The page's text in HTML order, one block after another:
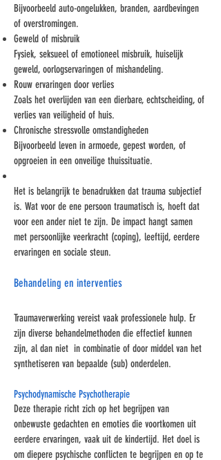
Bijvoorbeeld auto-ongelukken, branden, aardbevingen
of overstromingen.
Geweld of misbruik
Fysiek, seksueel of emotioneel misbruik, huiselijk
geweld, oorlogservaringen of mishandeling.
Rouw ervaringen door verlies
Zoals het overlijden van een dierbare, echtscheiding, of
verlies van veiligheid of huis.
Chronische stressvolle omstandigheden
Bijvoorbeeld leven in armoede, gepest worden, of
opgroeien in een onveilige thuissituatie.
Het is belangrijk te benadrukken dat trauma subjectief
is. Wat voor de ene persoon traumatisch is, hoeft dat
voor een ander niet te zijn. De impact hangt samen
met persoonlijke veerkracht (coping), leeftijd, eerdere
ervaringen en sociale steun.
Behandeling en interventies
Traumaverwerking vereist vaak professionele hulp. Er
zijn diverse behandelmethoden die effectief kunnen
zijn, al dan niet in combinatie of door middel van het
synthetiseren van bepaalde (sub) onderdelen.
Psychodynamische Psychotherapie
Deze therapie richt zich op het begrijpen van
onbewuste gedachten en emoties die voortkomen uit
eerdere ervaringen, vaak uit de kindertijd. Het doel is
om diepere psychische conflicten te begrijpen en op te